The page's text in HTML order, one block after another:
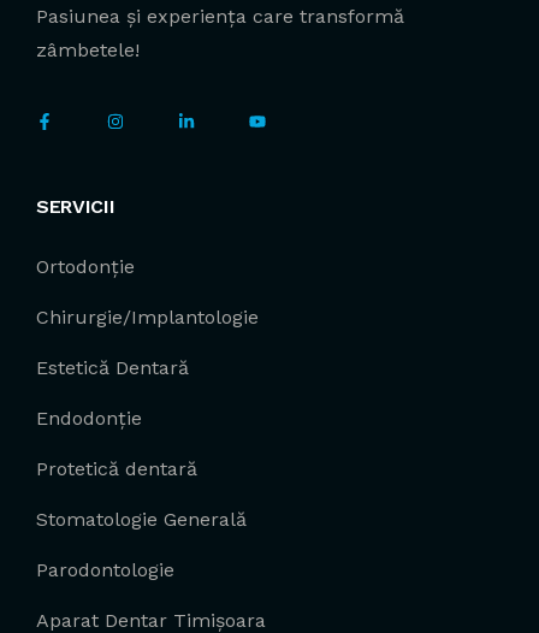
Pasiunea și experiența care transformă
zâmbetele!
SERVICII
Ortodonție
Chirurgie/Implantologie
Estetică Dentară
Endodonție
Protetică dentară
Stomatologie Generală
Parodontologie
Aparat Dentar Timișoara